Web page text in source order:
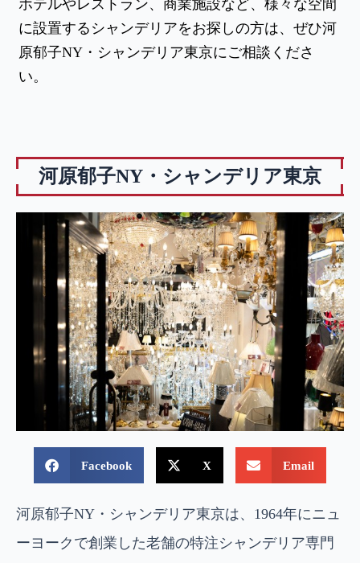
ホテルやレストラン、商業施設など、様々な空間
に設置するシャンデリアをお探しの方は、ぜひ河
原郁子NY・シャンデリア東京にご相談くださ
い。
河原郁子NY・シャンデリア東京
Facebook X Email
河原郁子NY・シャンデリア東京は、1964年にニュ
ーヨークで創業した老舗の特注シャンデリア専門